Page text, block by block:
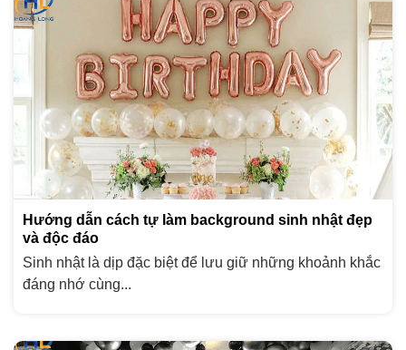
Hướng dẫn cách tự làm background sinh nhật đẹp
và độc đáo
Sinh nhật là dịp đặc biệt để lưu giữ những khoảnh khắc
đáng nhớ cùng...